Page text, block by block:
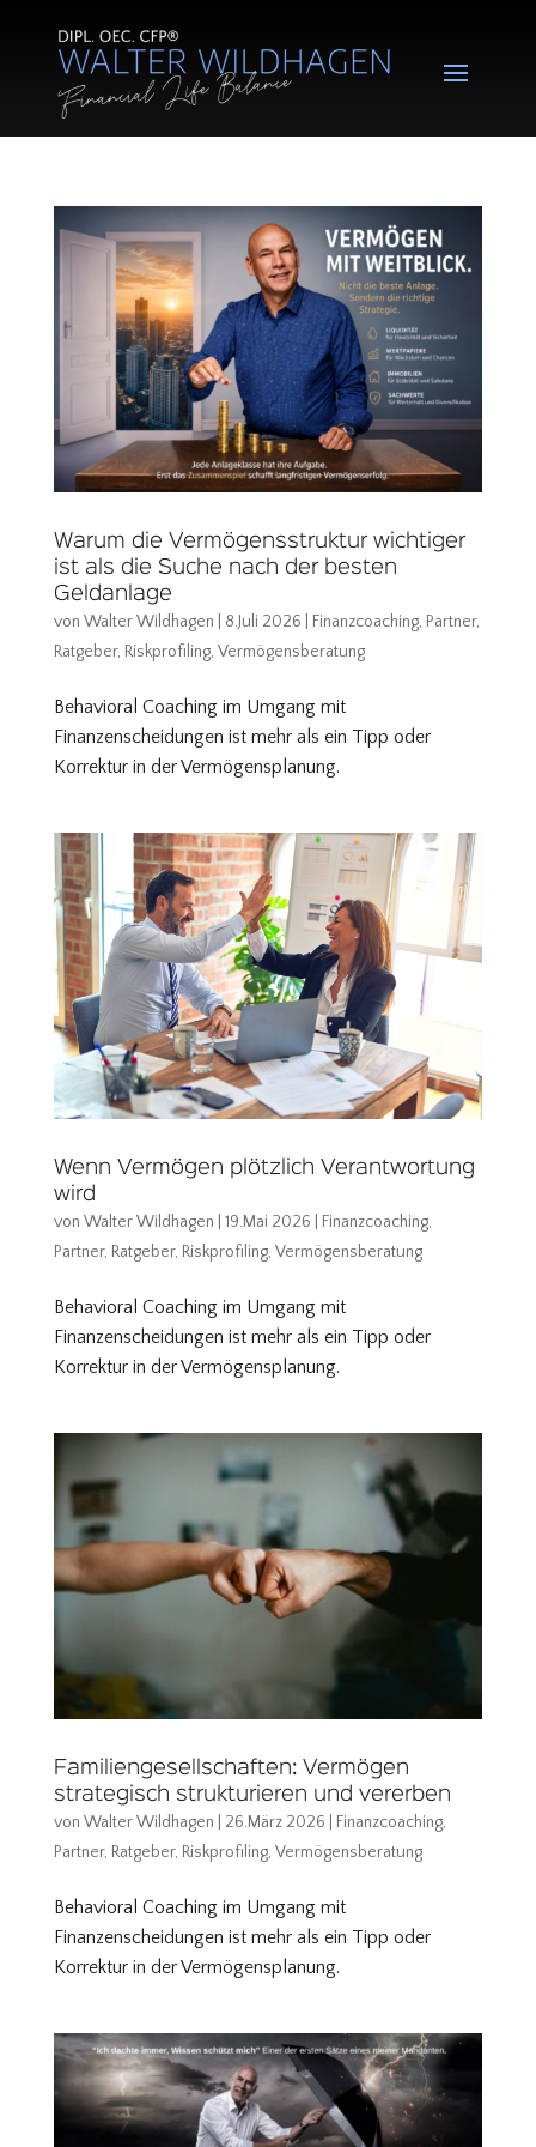
Warum die Vermögensstruktur wichtiger
ist als die Suche nach der besten
Geldanlage
von Walter Wildhagen 8.Juli 2026 Finanzcoaching, Partner,
Ratgeber, Riskprofiling, Vermögensberatung
Behavioral Coaching im Umgang mit
Finanzenscheidungen ist mehr als ein Tipp oder
Korrektur in der Vermögensplanung.
Wenn Vermögen plötzlich Verantwortung
wird
von Walter Wildhagen 19.Mai 2026 Finanzcoaching,
Partner, Ratgeber, Riskprofiling, Vermögensberatung
Behavioral Coaching im Umgang mit
Finanzenscheidungen ist mehr als ein Tipp oder
Korrektur in der Vermögensplanung.
Familiengesellschaften: Vermögen
strategisch strukturieren und vererben
von Walter Wildhagen 26.März 2026 Finanzcoaching,
Partner, Ratgeber, Riskprofiling, Vermögensberatung
Behavioral Coaching im Umgang mit
Finanzenscheidungen ist mehr als ein Tipp oder
Korrektur in der Vermögensplanung.